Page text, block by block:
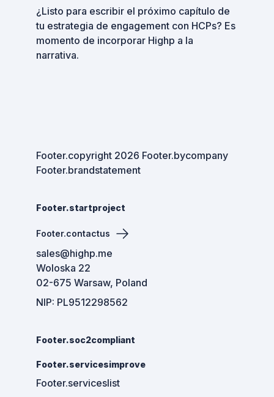
¿Listo para escribir el próximo capítulo de
tu estrategia de engagement con HCPs? Es
momento de incorporar Highp a la
narrativa.
Footer.copyright 2026 Footer.bycompany
Footer.brandstatement
Footer.startproject
Footer.contactus
sales@highp.me
Woloska 22
02-675 Warsaw, Poland
NIP: PL9512298562
Footer.soc2compliant
Footer.servicesimprove
Footer.serviceslist